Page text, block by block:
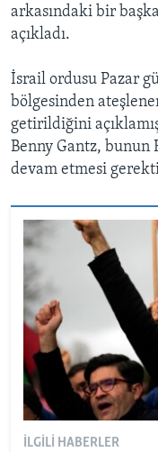
arkasındaki bir
açıkladı.
İsrail ordusu Pazar
bölgesinden
getirildiğini
Benny Gantz, bunun
devam etmesi
İLGILI HABERLER